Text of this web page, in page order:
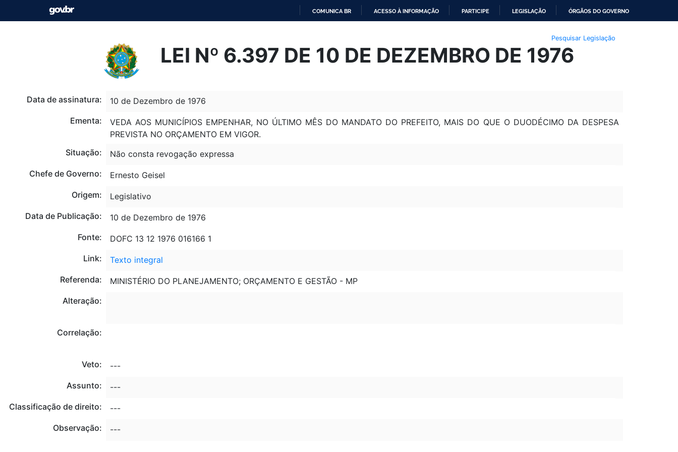
O
CONTEÚDO
COMUNICA BR ACESSO À INFORMAÇÃO PARTICIPE LEGISLAÇÃO ÓRGÃOS DO GOVERNO
Pesquisar Legislação
LEI Nº 6.397 DE 10 DE DEZEMBRO DE 1976
Data de assinatura:
10 de Dezembro de 1976
Ementa:
VEDA AOS MUNICÍPIOS EMPENHAR, NO ÚLTIMO MÊS DO MANDATO DO PREFEITO, MAIS DO QUE O DUODÉCIMO DA DESPESA
PREVISTA NO ORÇAMENTO EM VIGOR.
Situação:
Não consta revogação expressa
Chefe de Governo:
Ernesto Geisel
Origem:
Legislativo
Data de Publicação:
10 de Dezembro de 1976
Fonte:
DOFC 13 12 1976 016166 1
Link:
Texto integral
Referenda:
MINISTÉRIO DO PLANEJAMENTO; ORÇAMENTO E GESTÃO - MP
Alteração:
Correlação:
Veto:
---
Assunto:
---
Classificação de direito:
---
Observação:
---